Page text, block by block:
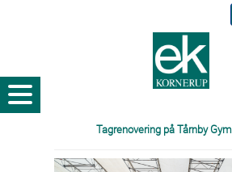
Tagrenovering på Tårnby